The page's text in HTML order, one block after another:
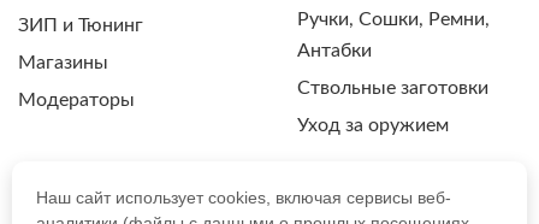
ЗИП и Тюнинг
Магазины
Модераторы
Ручки, Сошки, Ремни,
Антабки
Ствольные заготовки
Уход за оружием
Наш сайт использует cookies, включая сервисы веб-